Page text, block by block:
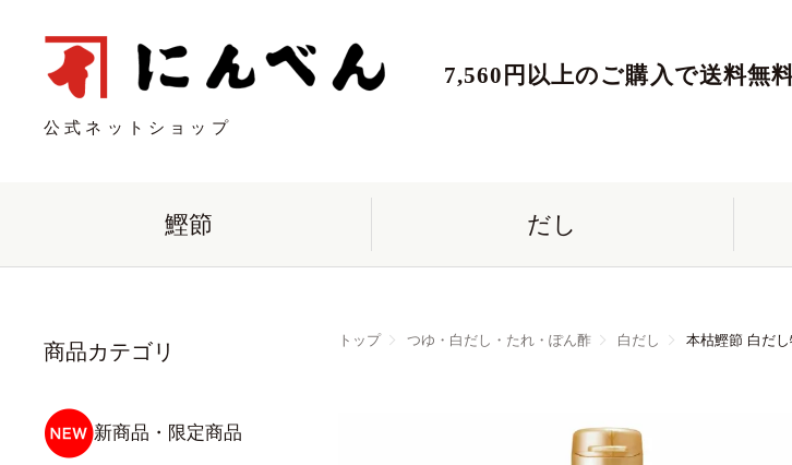
7,560円以上のご購入で送料無
公式ネットショップ
鰹節 だし
商品カテゴリ
新商品・限定商品
トップ つゆ・白だし・たれ・ぽん酢 白だし 本枯鰹節 白だ